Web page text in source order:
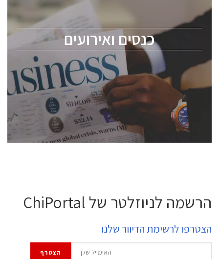
כנסים ואירועים
לכל העוסקים בתעשיית הסמיקונדקטור כולל מהנדסים,
ChipEx2026 will be held on May 12-13, 2026. The
conference is intended for everyone involved in the
semiconductor industry, including engineers,
professional experts, and senior executives.
לחץ לפרטים
הרשמה לניוזלטר של ChiPortal
הצטרפו לרשימת הדיוור שלנו